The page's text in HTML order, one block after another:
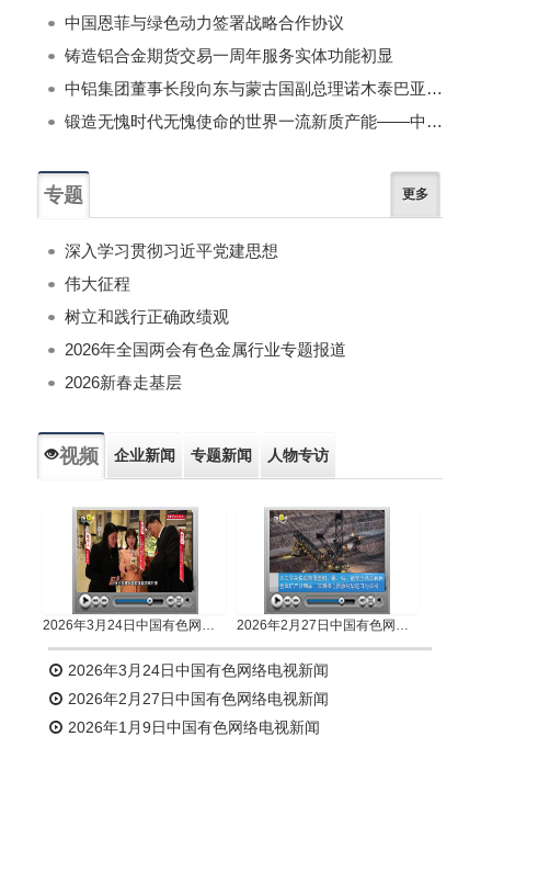
中国恩菲与绿色动力签署战略合作协议
铸造铝合金期货交易一周年服务实体功能初显
中铝集团董事长段向东与蒙古国副总理诺木泰巴亚尔举行会谈
锻造无愧时代无愧使命的世界一流新质产能——中国有色金属工业的战略应对与破局之道（二）
专题 更多
深入学习贯彻习近平党建思想
伟大征程
树立和践行正确政绩观
2026年全国两会有色金属行业专题报道
2026新春走基层
视频 企业新闻 专题新闻 人物专访
2026年3月24日中国有色网络电视新闻 2026年2月27日中国有色网络电视新闻
2026年3月24日中国有色网络电视新闻
2026年2月27日中国有色网络电视新闻
2026年1月9日中国有色网络电视新闻